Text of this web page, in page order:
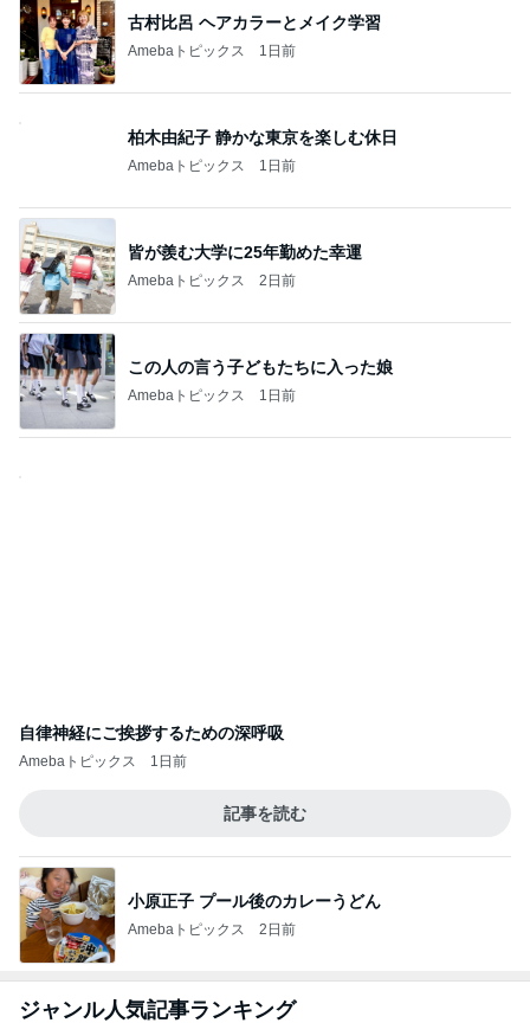
古村比呂 ヘアカラーとメイク学習
Amebaトピックス 1日前
柏木由紀子 静かな東京を楽しむ休日
Amebaトピックス 1日前
皆が羨む大学に25年勤めた幸運
Amebaトピックス 2日前
この人の言う子どもたちに入った娘
Amebaトピックス 1日前
自律神経にご挨拶するための深呼吸
Amebaトピックス 1日前
記事を読む
小原正子 プール後のカレーうどん
Amebaトピックス 2日前
ジャンル人気記事ランキング